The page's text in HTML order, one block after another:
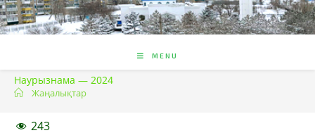
MENU
Наурызнама — 2024
Жаңалықтар
243